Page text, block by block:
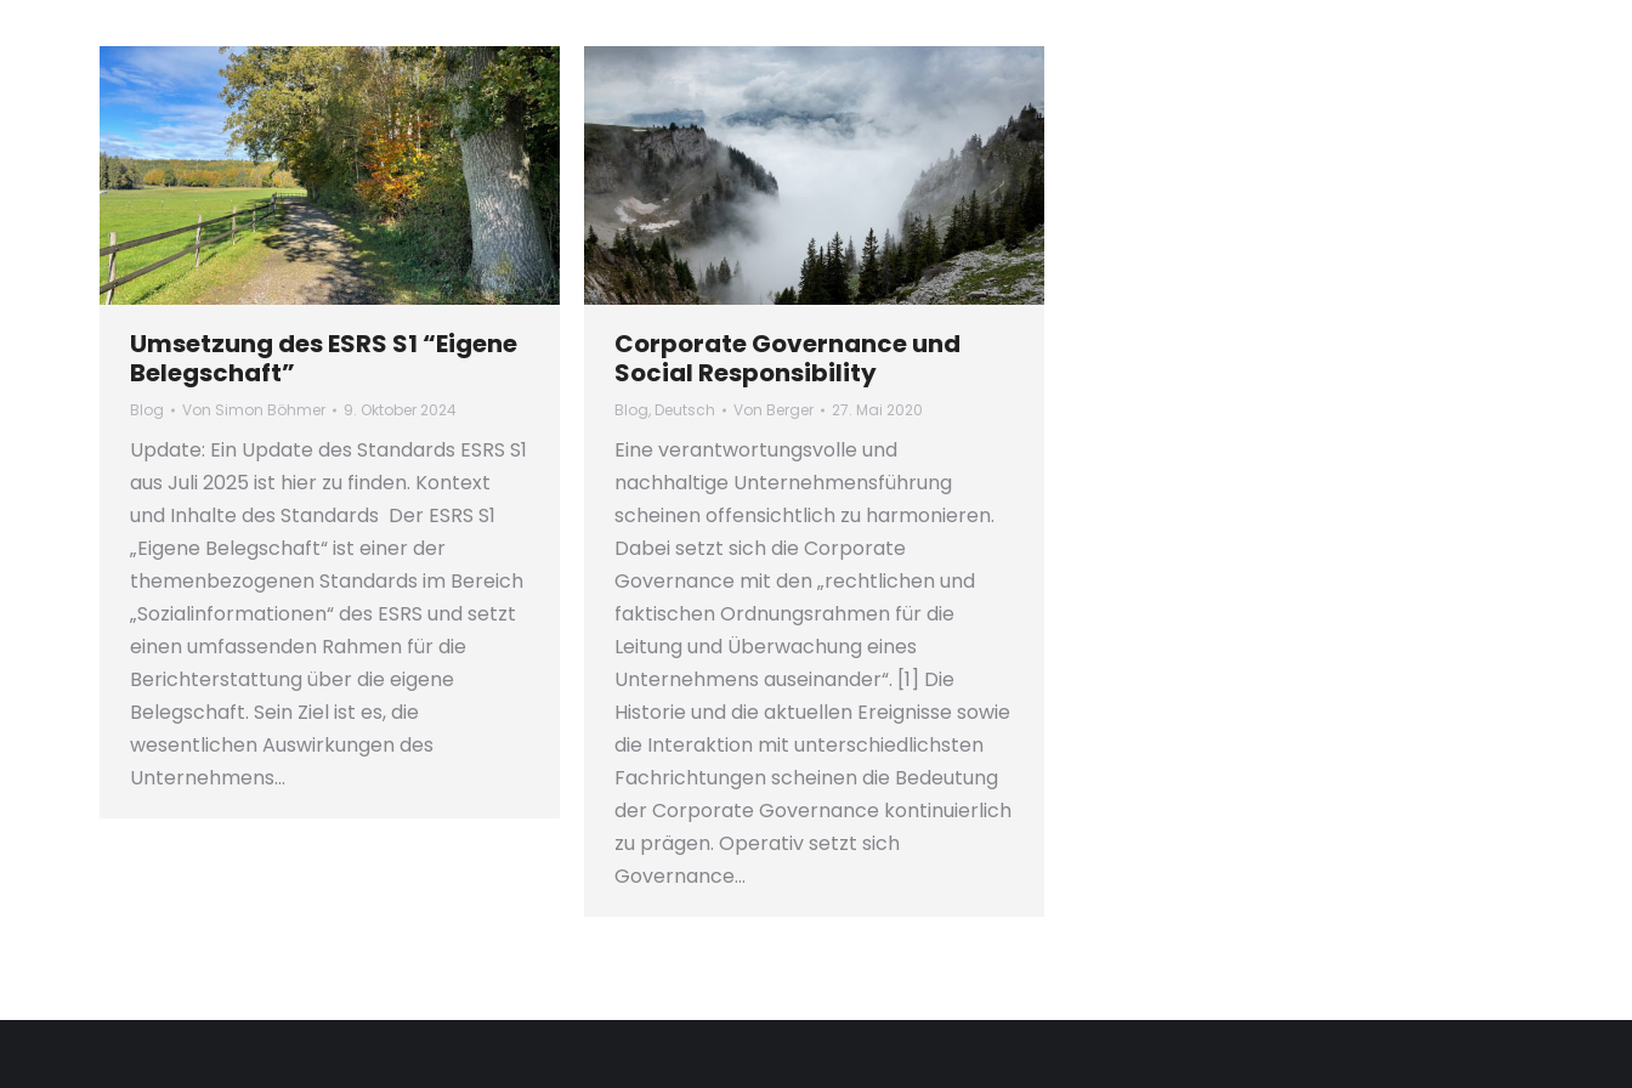
Umsetzung des ESRS S1 “Eigene
Belegschaft”
Blog Von Simon Böhmer 9. Oktober 2024
Update: Ein Update des Standards ESRS S1
aus Juli 2025 ist hier zu finden. Kontext
und Inhalte des Standards Der ESRS S1
„Eigene Belegschaft“ ist einer der
themenbezogenen Standards im Bereich
„Sozialinformationen“ des ESRS und setzt
einen umfassenden Rahmen für die
Berichterstattung über die eigene
Belegschaft. Sein Ziel ist es, die
wesentlichen Auswirkungen des
Unternehmens…
Corporate Governance und
Social Responsibility
Blog, Deutsch Von Berger 27. Mai 2020
Eine verantwortungsvolle und
nachhaltige Unternehmensführung
scheinen offensichtlich zu harmonieren.
Dabei setzt sich die Corporate
Governance mit den „rechtlichen und
faktischen Ordnungsrahmen für die
Leitung und Überwachung eines
Unternehmens auseinander“. [1] Die
Historie und die aktuellen Ereignisse sowie
die Interaktion mit unterschiedlichsten
Fachrichtungen scheinen die Bedeutung
der Corporate Governance kontinuierlich
zu prägen. Operativ setzt sich
Governance…